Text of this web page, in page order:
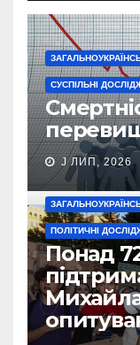
СУСПІЛЬНІ
J ЛИП, 2026
ПОЛІТИЧНІ
Понад